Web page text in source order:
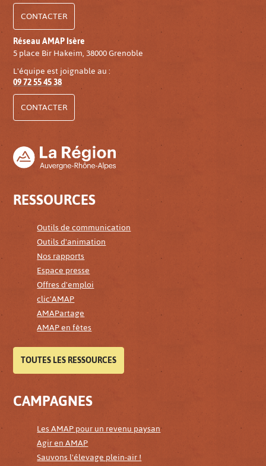
CONTACTER
Réseau AMAP Isère
5 place Bir Hakeim, 38000 Grenoble
L'équipe est joignable au :
09 72 55 45 38
CONTACTER
RESSOURCES
Outils de communication
Outils d'animation
Nos rapports
Espace presse
Offres d'emploi
clic'AMAP
AMAPartage
AMAP en fêtes
TOUTES LES RESSOURCES
CAMPAGNES
Les AMAP pour un revenu paysan
Agir en AMAP
Sauvons l'élevage plein-air !